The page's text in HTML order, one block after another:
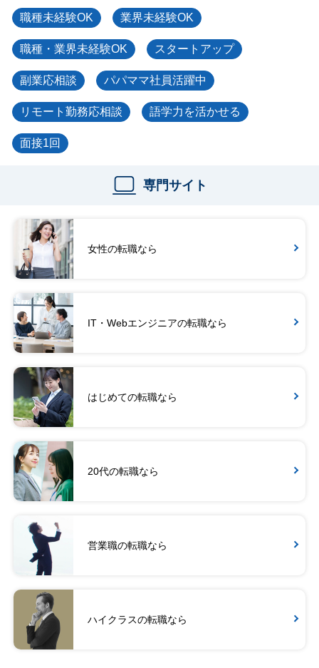
職種未経験OK 業界未経験OK
職種・業界未経験OK スタートアップ
副業応相談 パパママ社員活躍中
リモート勤務応相談 語学力を活かせる
面接1回
専門サイト
女性の転職なら
IT・Webエンジニアの転職なら
はじめての転職なら
20代の転職なら
営業職の転職なら
ハイクラスの転職なら